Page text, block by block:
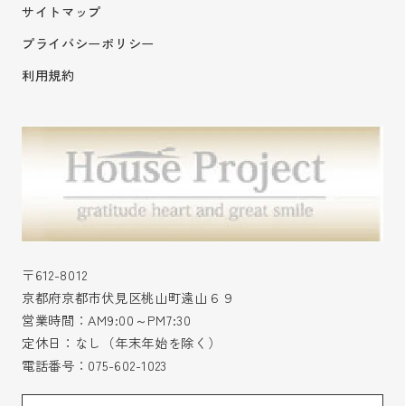
サイトマップ
プライバシーポリシー
利用規約
〒612-8012
京都府京都市伏見区桃山町遠山６９
営業時間：AM9:00～PM7:30
定休日：なし（年末年始を除く）
電話番号： 075-602-1023